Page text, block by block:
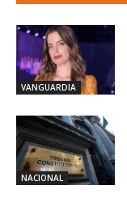
VANGUARDIA
NACIONAL